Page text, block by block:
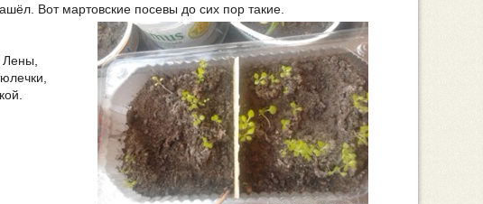
Вот мартовские посевы до сих пор такие.